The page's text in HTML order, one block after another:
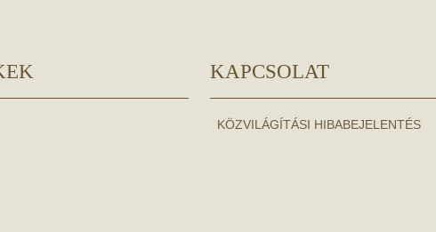
KAPCSOLAT
KÖZVILÁGÍTÁSI HIBABEJELENTÉS